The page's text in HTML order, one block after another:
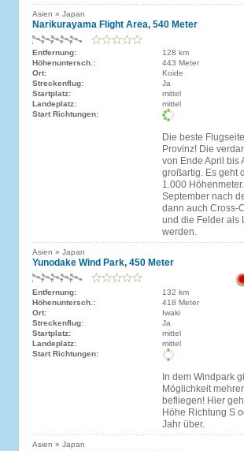
Asien » Japan
Narikurayama Flight Area, 540 Meter
Entfernung:
128 km
Höhenuntersch.:
443 Meter
Ort:
Koide
Streckenflug:
Ja
Startplatz:
mittel
Landeplatz:
mittel
Start Richtungen:
Die beste
Provinz! Die
von Ende April bis
großartig. Es geht
1.000
September nach
dann auch Cross-
und die Felder als
werden.
Asien » Japan
Yunodake Wind Park, 450 Meter
Entfernung:
132 km
Höhenuntersch.:
418 Meter
Ort:
Iwaki
Streckenflug:
Ja
Startplatz:
mittel
Landeplatz:
mittel
Start Richtungen:
In dem Windpark
Möglichkeit
befliegen! Hier
Höhe Richtung S
Jahr über.
Asien » Japan